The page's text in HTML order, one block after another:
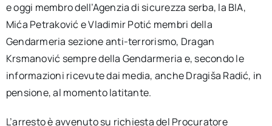
e oggi membro dell’Agenzia di sicurezza serba, la BIA,
Mića Petraković e Vladimir Potić membri della
Gendarmeria sezione anti-terrorismo, Dragan
Krsmanović sempre della Gendarmeria e, secondo le
informazioni ricevute dai media, anche Dragiša Radić, in
pensione, al momento latitante.
L’arresto è avvenuto su richiesta del Procuratore